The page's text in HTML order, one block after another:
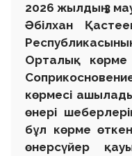
2026 жылдың 3
Әбілхан
Орталық
көрмесі
өнері
бұл көрме
өнерсүйер